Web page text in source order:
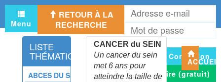
Menu
RETOUR À LA
RECHERCHE
Connexion
S'inscrire (gratuit)
LISTE
THÉMATIQUE
ABCES DU SEIN
CANCER DE LA VESSIE
CANCER DE LA VULVE
CANCER DES CAVITES NASO-
SINUSIENNES
CANCER DES ORGANES
GENITAUX
CANCER du SEIN
Un cancer du sein
met 6 ans pour
atteindre la taille de